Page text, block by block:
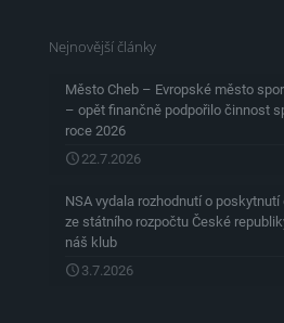
Nejnovější články
Město Cheb – Evropské město
– opět finančně podpořilo činnost
roce 2026
22.7.2026
NSA vydala rozhodnutí o poskytnutí
ze státního rozpočtu České
náš klub
3.7.2026